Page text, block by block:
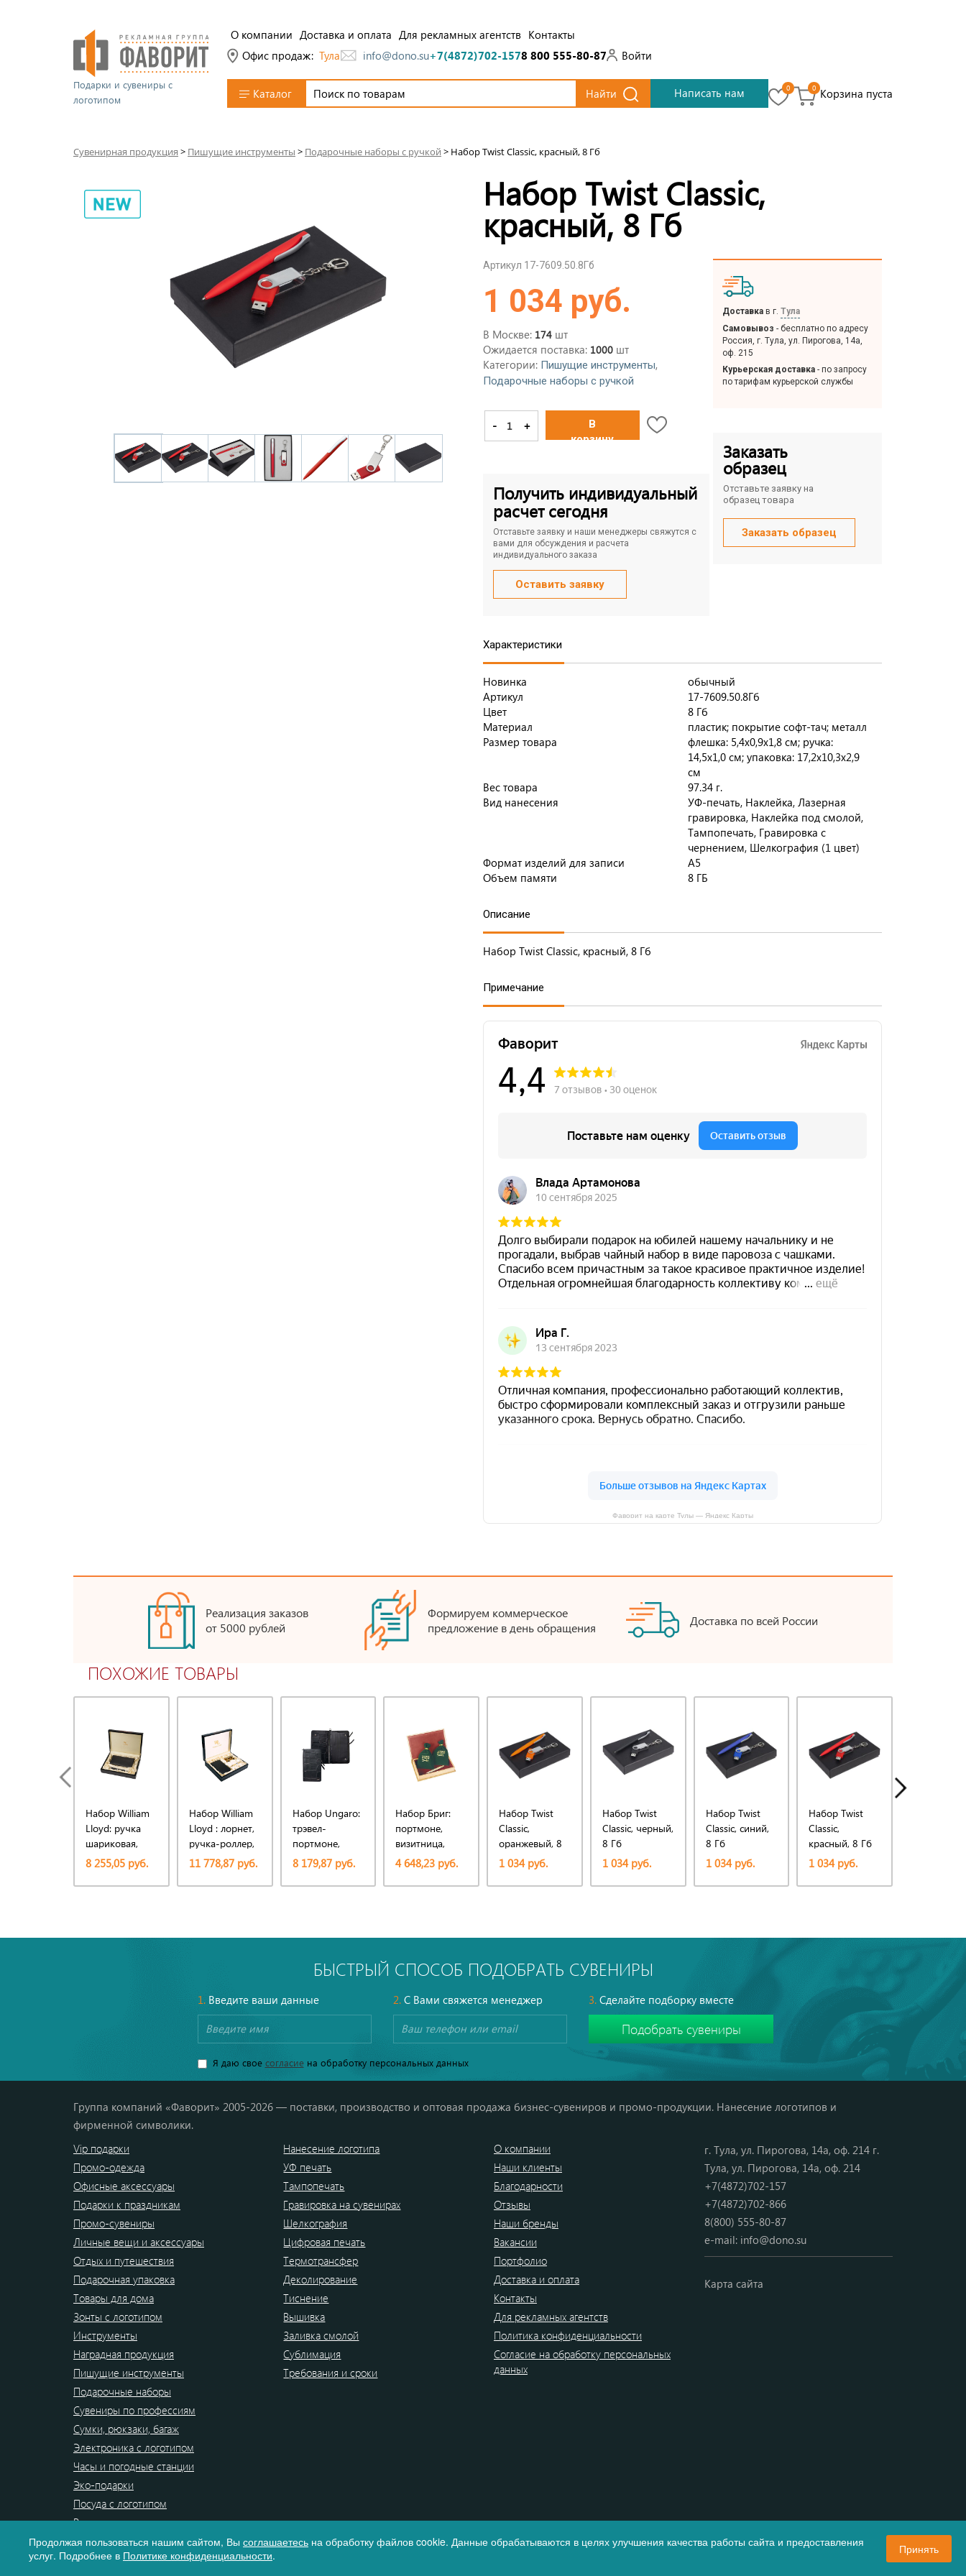
Подарки и сувениры с
логотипом
О компании Доставка и оплата Для рекламных агентств Контакты
Офис продаж: Тула info@dono.su+7(4872)702-1578 800 555-80-87 Войти
Каталог Найти Написать нам 0 0 Корзина пуста
Сувенирная продукция > Пишущие инструменты > Подарочные наборы с ручкой > Набор Twist Classic, красный, 8 Гб
Набор Twist Classic,
красный, 8 Гб
Артикул 17-7609.50.8Гб
1 034 руб.
В Москве: 174 шт
Ожидается поставка: 1000 шт
Категории: Пишущие инструменты,
Подарочные наборы с ручкой
- +
В
корзину
Получить индивидуальный
расчет сегодня
Отставьте заявку и наши менеджеры свяжутся с
вами для обсуждения и расчета
индивидуального заказа
Оставить заявку
Доставка в г. Тула
Самовывоз - бесплатно по адресу
Россия, г. Тула, ул. Пирогова, 14а,
оф. 215
Курьерская доставка - по запросу
по тарифам курьерской службы
Заказать
образец
Отставьте заявку на
образец товара
Заказать образец
Характеристики
Новинка
обычный
Артикул
17-7609.50.8Гб
Цвет
8 Гб
Материал
пластик; покрытие софт-тач; металл
Размер товара
флешка: 5,4х0,9х1,8 см; ручка:
14,5х1,0 см; упаковка: 17,2х10,3х2,9
см
Вес товара
97.34 г.
Вид нанесения
УФ-печать, Наклейка, Лазерная
гравировка, Наклейка под смолой,
Тампопечать, Гравировка с
чернением, Шелкография (1 цвет)
Формат изделий для записи
A5
Объем памяти
8 ГБ
Описание
Набор Twist Classic, красный, 8 Гб
Примечание
Фаворит на карте Тулы — Яндекс Карты
Реализация заказов
от 5000 рублей
Формируем коммерческое
предложение в день обращения
Доставка по всей России
ПОХОЖИЕ ТОВАРЫ
Набор William
Lloyd: ручка
шариковая,
трэвел-
портмоне
8 255,05 руб.
Набор William
Lloyd : лорнет,
ручка-роллер,
трэвел-
портмоне на
молнии
11 778,87 руб.
Набор Ungaro:
трэвел-
портмоне,
ручка
шариковая
8 179,87 руб.
Набор Бриг:
портмоне,
визитница,
ручка
шариковая
Бриг
4 648,23 руб.
Набор Twist
Classic,
оранжевый, 8
Гб
1 034 руб.
Набор Twist
Classic, черный,
8 Гб
1 034 руб.
Набор Twist
Classic, синий,
8 Гб
1 034 руб.
Набор Twist
Classic,
красный, 8 Гб
1 034 руб.
БЫСТРЫЙ СПОСОБ ПОДОБРАТЬ СУВЕНИРЫ
1.Введите ваши данные 2.С Вами свяжется менеджер 3. Сделайте подборку вместе
Я даю свое согласиена обработку персональных данных
Группа компаний «Фаворит» 2005-2026 — поставки, производство и оптовая продажа бизнес-сувениров и промо-продукции. Нанесение логотипов и
фирменной символики.
Vip подарки
Промо-одежда
Офисные аксессуары
Подарки к праздникам
Промо-сувениры
Личные вещи и аксессуары
Отдых и путешествия
Подарочная упаковка
Товары для дома
Зонты с логотипом
Инструменты
Наградная продукция
Пишущие инструменты
Подарочные наборы
Сувениры по профессиям
Сумки, рюкзаки, багаж
Электроника с логотипом
Часы и погодные станции
Эко-подарки
Посуда с логотипом
Распродажа
Нанесение логотипа
УФ печать
Тампопечать
Гравировка на сувенирах
Шелкография
Цифровая печать
Термотрансфер
Деколирование
Тиснение
Вышивка
Заливка смолой
Сублимация
Требования и сроки
О компании
Наши клиенты
Благодарности
Отзывы
Наши бренды
Вакансии
Портфолио
Доставка и оплата
Контакты
Для рекламных агентств
Политика конфиденциальности
Согласие на обработку персональных
данных
г. Тула, ул. Пирогова, 14а, оф. 214 г.
Тула, ул. Пирогова, 14а, оф. 214
+7(4872)702-157
+7(4872)702-866
8(800) 555-80-87
e-mail: info@dono.su
Карта сайта
Продолжая пользоваться нашим сайтом, Вы соглашаетесь на обработку файлов cookie. Данные обрабатываются в целях улучшения качества работы сайта и предоставления
услуг. Подробнее в Политике конфиденциальности. Принять